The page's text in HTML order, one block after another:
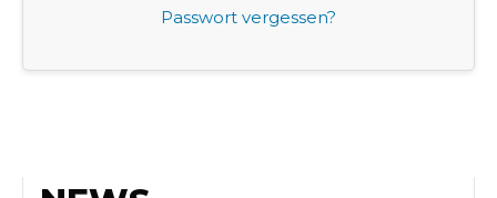
Passwort vergessen?